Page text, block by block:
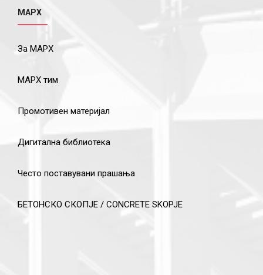
МАРХ
За МАРХ
МАРХ тим
Промотивен материјал
Дигитална библиотека
Често поставувани прашања
БЕТОНСКО СКОПЈЕ / CONCRETE SKOPJE